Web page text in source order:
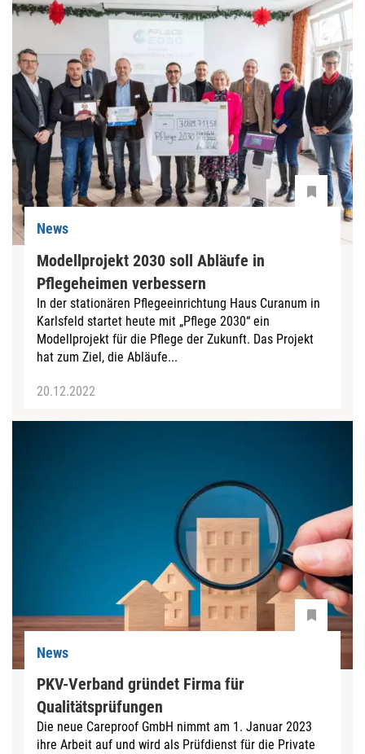
News
Modellprojekt 2030 soll Abläufe in
Pflegeheimen verbessern
In der stationären Pflegeeinrichtung Haus Curanum in
Karlsfeld startet heute mit „Pflege 2030“ ein
Modellprojekt für die Pflege der Zukunft. Das Projekt
hat zum Ziel, die Abläufe...
20.12.2022
News
PKV-Verband gründet Firma für
Qualitätsprüfungen
Die neue Careproof GmbH nimmt am 1. Januar 2023
ihre Arbeit auf und wird als Prüfdienst für die Private